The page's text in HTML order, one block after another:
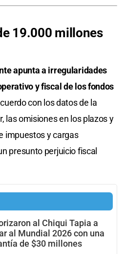
19.000 millones
apunta a irregularidades
y fiscal de los fondos
con los datos de la
las omisiones en los plazos y
impuestos y cargas
presunto perjuicio fiscal
al Chiqui Tapia a
al Mundial 2026 con una
de $30 millones